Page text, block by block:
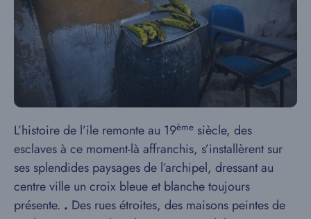
L’histoire de l’ile remonte au 19ème siècle, des
esclaves à ce moment-là affranchis, s’installèrent sur
ses splendides paysages de l’archipel, dressant au
centre ville un croix bleue et blanche toujours
présente. . Des rues étroites, des maisons peintes de